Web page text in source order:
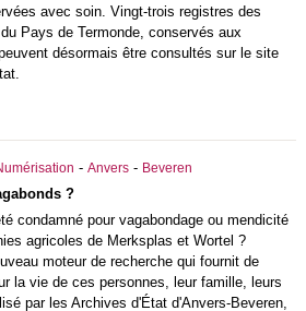
avec soin. Vingt-trois registres des
Pays de Termonde, conservés aux
désormais être consultés sur le site
- Anvers- Beveren
?
condamné pour vagabondage ou mendicité
agricoles de Merksplas et Wortel ?
moteur de recherche qui fournit de
la vie de ces personnes, leur famille, leurs
par les Archives d'État d'Anvers-Beveren,